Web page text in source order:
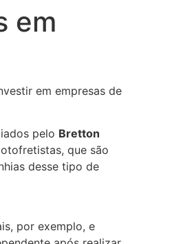
em
em empresas de
pelo Bretton
que são
desse tipo de
por exemplo, e